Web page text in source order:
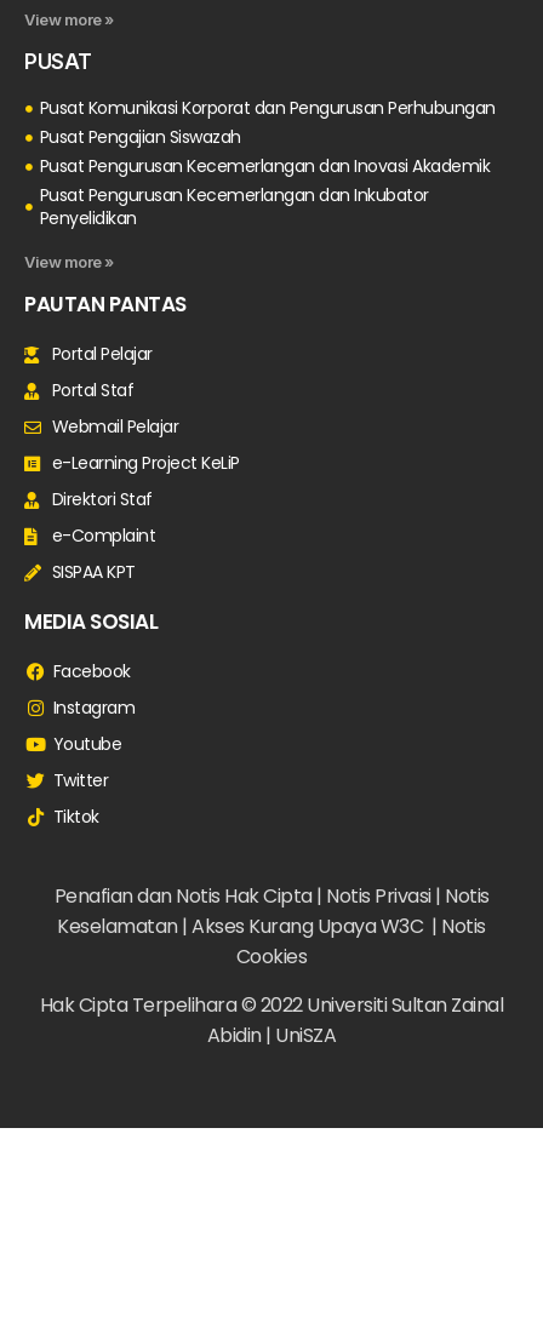
View more »
PUSAT
Pusat Komunikasi Korporat dan Pengurusan Perhubungan
Pusat Pengajian Siswazah
Pusat Pengurusan Kecemerlangan dan Inovasi Akademik
Pusat Pengurusan Kecemerlangan dan Inkubator
Penyelidikan
View more »
PAUTAN PANTAS
Portal Pelajar
Portal Staf
Webmail Pelajar
e-Learning Project KeLiP
Direktori Staf
e-Complaint
SISPAA KPT
MEDIA SOSIAL
Facebook
Instagram
Youtube
Twitter
Tiktok
Penafian dan Notis Hak Cipta | Notis Privasi | Notis
Keselamatan |Akses Kurang Upaya W3C | Notis
Cookies
Hak Cipta Terpelihara © 2022 Universiti Sultan Zainal
Abidin | UniSZA